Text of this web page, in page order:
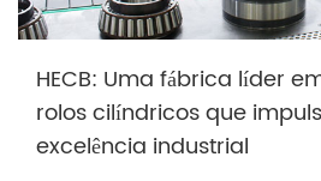
HECB: Uma fábrica líder
rolos cilíndricos que
excelência industrial